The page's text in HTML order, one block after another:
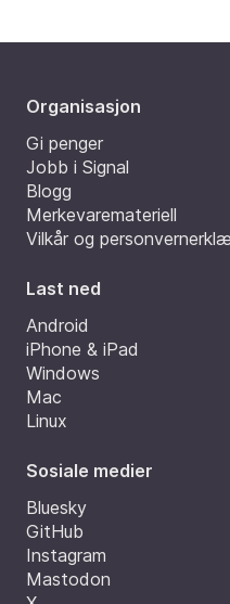
Organisasjon
Gi penger
Jobb i Signal
Blogg
Merkevaremateriell
Vilkår og
Last ned
Android
iPhone & iPad
Windows
Mac
Linux
Sosiale medier
Bluesky
GitHub
Instagram
Mastodon